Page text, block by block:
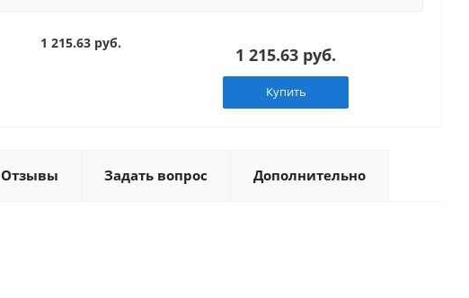
1 215.63 руб.
1 215.63 руб.
Купить
Отзывы Задать вопрос Дополнительно